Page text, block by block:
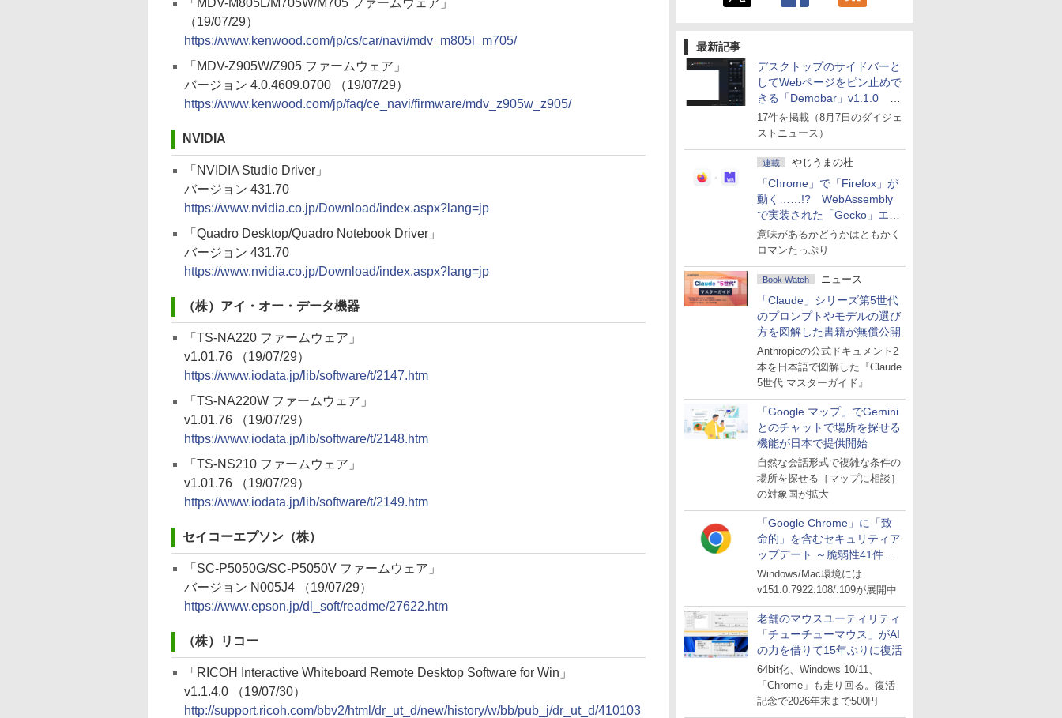
最新記事
デスクトップのサイドバーと
してWebページをピン止めで
きる「Demobar」v1.1.0 ほ
か
17件を掲載（8月7日のダイジェ
ストニュース）
連載 やじうまの杜
「Chrome」で「Firefox」が
動く……!? WebAssembly
で実装された「Gecko」エン
ジン
意味があるかどうかはともかく
ロマンたっぷり
Book Watch ニュース
「Claude」シリーズ第5世代
のプロンプトやモデルの選び
方を図解した書籍が無償公開
Anthropicの公式ドキュメント2
本を日本語で図解した『Claude
5世代 マスターガイド』
「Google マップ」でGemini
とのチャットで場所を探せる
機能が日本で提供開始
自然な会話形式で複雑な条件の
場所を探せる［マップに相談］
の対象国が拡大
「Google Chrome」に「致
命的」を含むセキュリティア
ップデート ～脆弱性41件に
対処
Windows/Mac環境には
v151.0.7922.108/.109が展開中
老舗のマウスユーティリティ
「チューチューマウス」がAI
の力を借りて15年ぶりに復活
64bit化、Windows 10/11、
「Chrome」も走り回る。復活
記念で2026年末まで500円
「MDV-M805L/M705W/M705 ファームウェア」
（19/07/29）
https://www.kenwood.com/jp/cs/car/navi/mdv_m805l_m705/
「MDV-Z905W/Z905 ファームウェア」
バージョン 4.0.4609.0700 （19/07/29）
https://www.kenwood.com/jp/faq/ce_navi/firmware/mdv_z905w_z905/
NVIDIA
「NVIDIA Studio Driver」
バージョン 431.70
https://www.nvidia.co.jp/Download/index.aspx?lang=jp
「Quadro Desktop/Quadro Notebook Driver」
バージョン 431.70
https://www.nvidia.co.jp/Download/index.aspx?lang=jp
（株）アイ・オー・データ機器
「TS-NA220 ファームウェア」
v1.01.76 （19/07/29）
https://www.iodata.jp/lib/software/t/2147.htm
「TS-NA220W ファームウェア」
v1.01.76 （19/07/29）
https://www.iodata.jp/lib/software/t/2148.htm
「TS-NS210 ファームウェア」
v1.01.76 （19/07/29）
https://www.iodata.jp/lib/software/t/2149.htm
セイコーエプソン（株）
「SC-P5050G/SC-P5050V ファームウェア」
バージョン N005J4 （19/07/29）
https://www.epson.jp/dl_soft/readme/27622.htm
（株）リコー
「RICOH Interactive Whiteboard Remote Desktop Software for Win」
v1.1.4.0 （19/07/30）
http://support.ricoh.com/bbv2/html/dr_ut_d/new/history/w/bb/pub_j/dr_ut_d/410103